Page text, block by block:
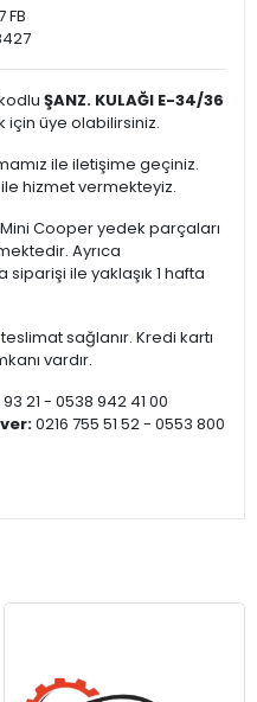
FB
ŞANZ. KULAĞI E-34/36
için üye olabilirsiniz.
ile iletişime geçiniz.
hizmet vermekteyiz.
Cooper yedek parçaları
Ayrıca
ile yaklaşık 1 hafta
sağlanır. Kredi kartı
vardır.
21 - 0538 942 41 00
0216 755 51 52 - 0553 800